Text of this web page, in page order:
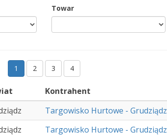
Towar
1 2 3 4
Kontrahent
Targowisko Hurtowe - Grudziądz
Targowisko Hurtowe - Grudziądz